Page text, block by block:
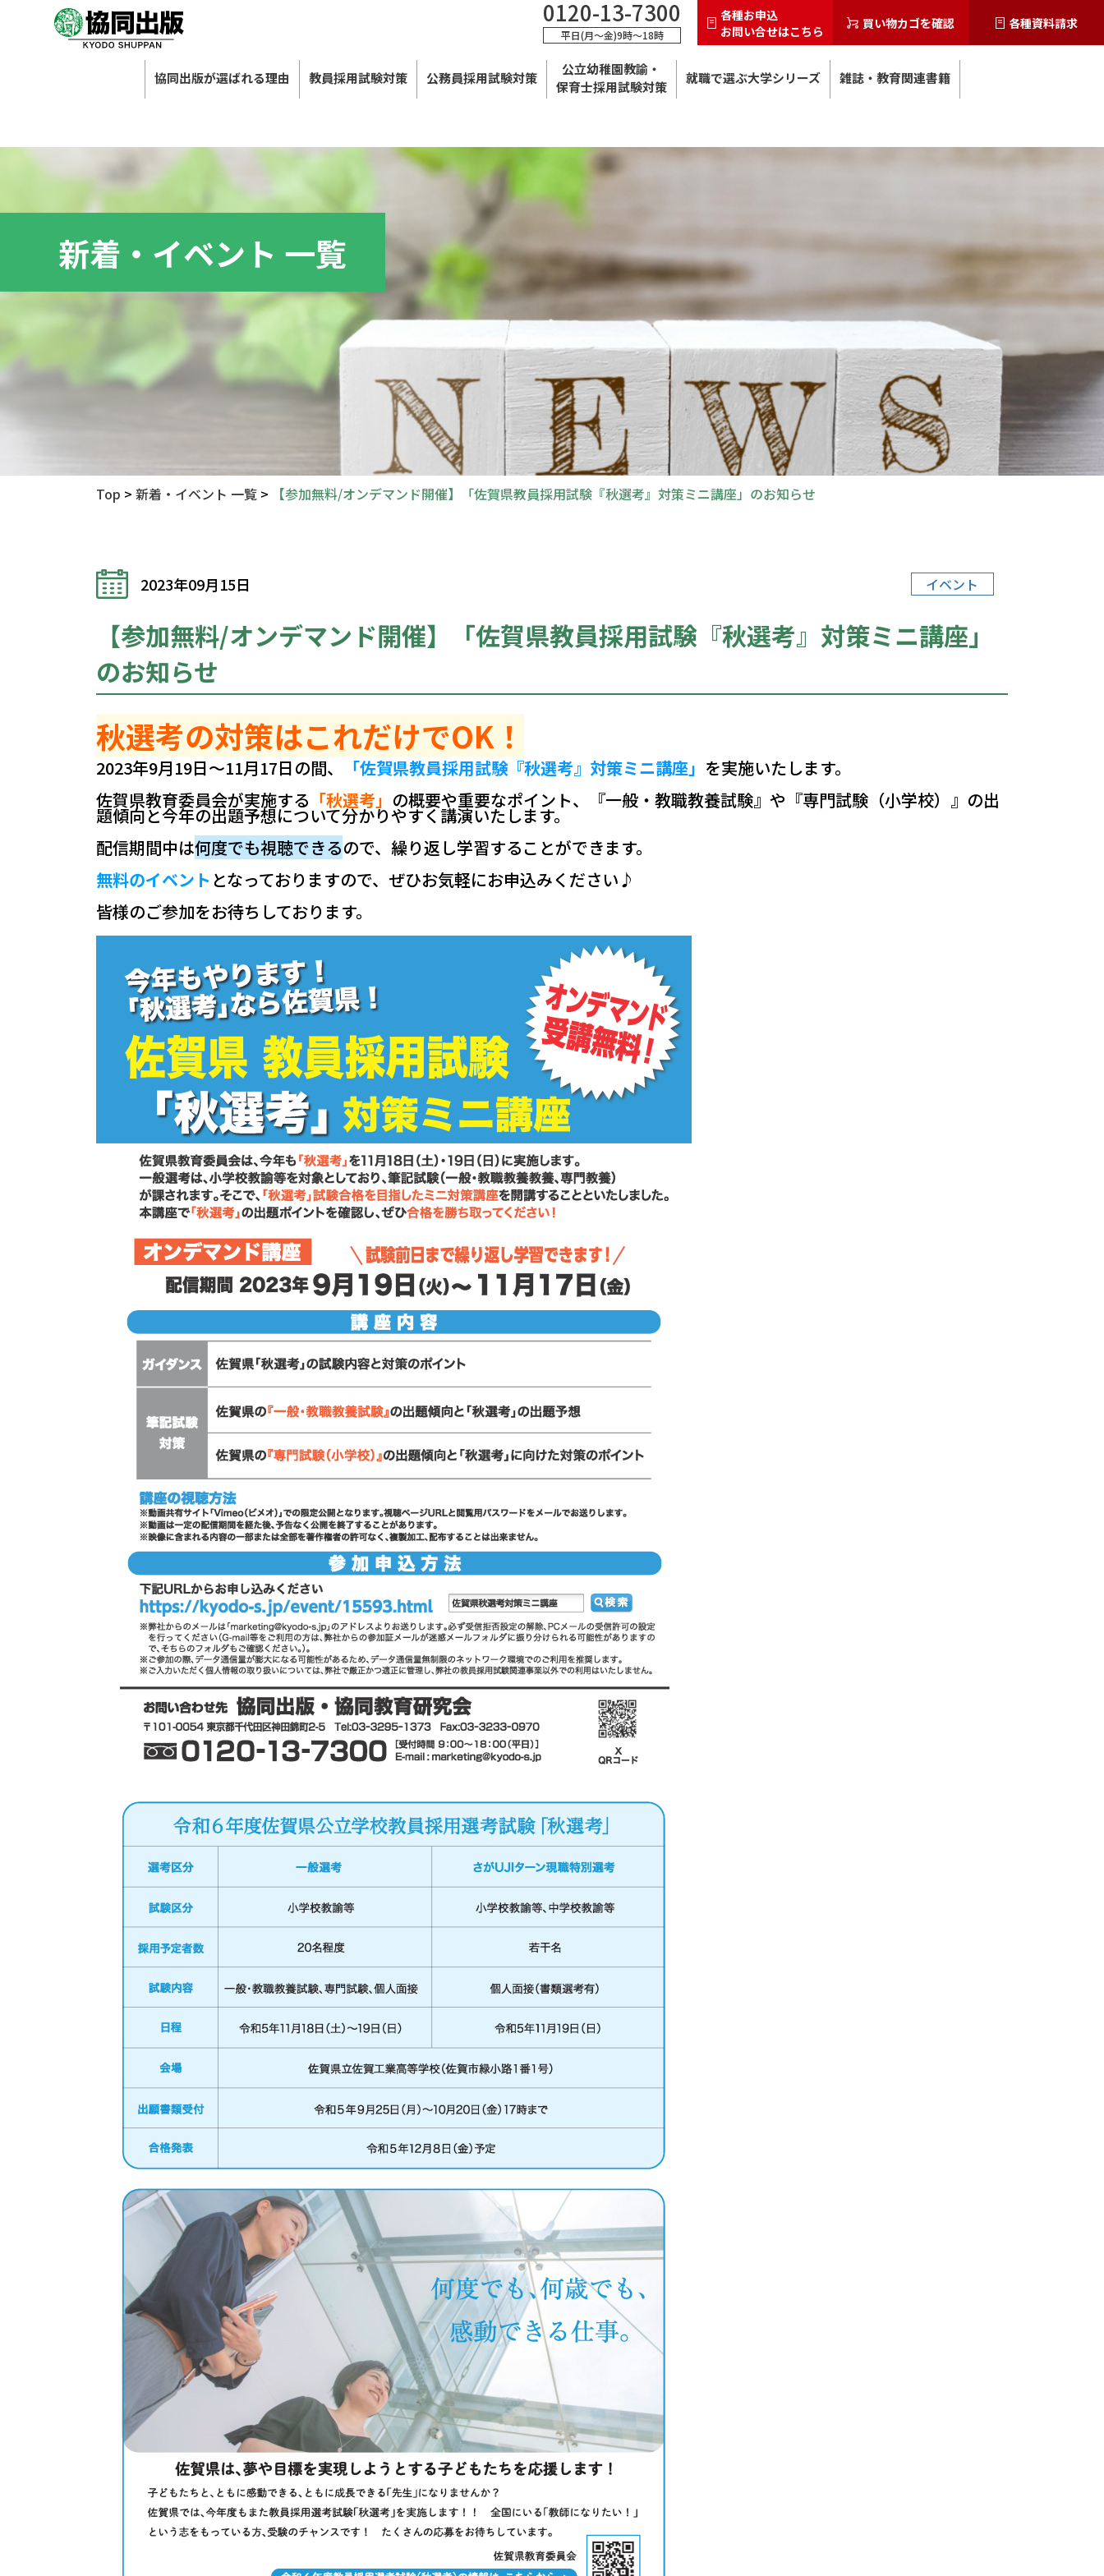
0120-13-7300
平日(月～金)9時～18時
各種お申込
お問い合せはこちら
買い物カゴを確認 各種資料請求
協同出版が選ばれる理由 教員採用試験対策 公務員採用試験対策
公立幼稚園教諭・
保育士採用試験対策
就職で選ぶ大学シリーズ 雑誌・教育関連書籍
新着・イベント 一覧
Top > 新着・イベント 一覧 > 【参加無料/オンデマンド開催】「佐賀県教員採用試験『秋選考』対策ミニ講座」のお知らせ
2023年09月15日 イベント
【参加無料/オンデマンド開催】「佐賀県教員採用試験『秋選考』対策ミニ講座」
のお知らせ
秋選考の対策はこれだけでOK！
2023年9月19日～11月17日の間、 「佐賀県教員採用試験『秋選考』対策ミニ講座」 を実施いたします。
佐賀県教育委員会が実施する 「秋選考」 の概要や重要なポイント、『一般・教職教養試験』や『専門試験（小学校）』の出
題傾向と今年の出題予想について分かりやすく講演いたします。
配信期間中は何度でも視聴できるので、繰り返し学習することができます。
無料のイベント となっておりますので、ぜひお気軽にお申込みください♪
皆様のご参加をお待ちしております。